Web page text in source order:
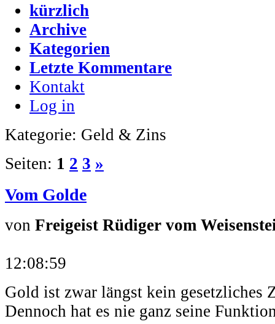
kürzlich
Archive
Kategorien
Letzte Kommentare
Kontakt
Log in
Kategorie: Geld & Zins
Seiten: 1 2 3 »
Vom Golde
von Freigeist Rüdiger vom
12:08:59
Gold ist zwar längst kein gesetzliches
Dennoch hat es nie ganz seine